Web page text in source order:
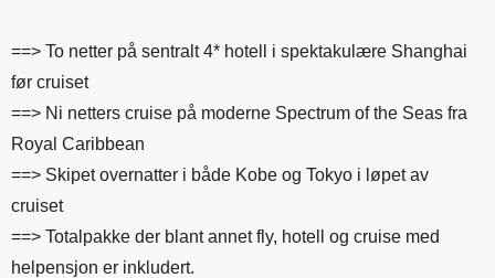
==> To netter på sentralt 4* hotell i spektakulære Shanghai
før cruiset
==> Ni netters cruise på moderne Spectrum of the Seas fra
Royal Caribbean
==> Skipet overnatter i både Kobe og Tokyo i løpet av
cruiset
==> Totalpakke der blant annet fly, hotell og cruise med
helpensjon er inkludert.